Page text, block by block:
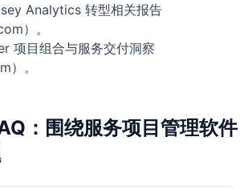
Analytics 转型相关报告
）。
项目组合与服务交付洞察
）。
：围绕服务项目管理软件